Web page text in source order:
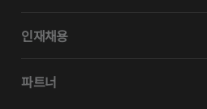
인재채용
파트너